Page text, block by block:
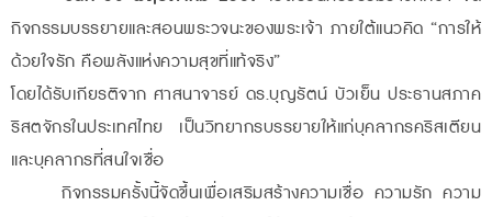
กิจกรรมบรรยายและสอนพระวจนะของพระเจ้า ภายใต้แนวคิด “การให้
ด้วยใจรัก คือพลังแห่งความสุขที่แท้จริง”
โดยได้รับเกียรติจาก ศาสนาจารย์ ดร.บุญรัตน์ บัวเย็น ประธานสภาค
ริสตจักรในประเทศไทย เป็นวิทยากรบรรยายให้แก่บุคลากรคริสเตียน
และบุคลากรที่สนใจเชื่อ
กิจกรรมครั้งนี้จัดขึ้นเพื่อเสริมสร้างความเชื่อ ความรัก ความ